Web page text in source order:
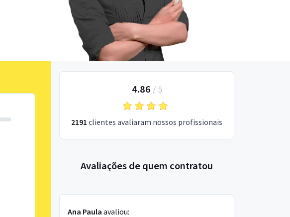
4.86 / 5
2191 clientes avaliaram nossos profissionais
Avaliações de quem contratou
Ana Paula avaliou: